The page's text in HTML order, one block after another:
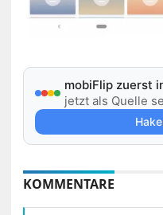
mobiFlip zuerst
jetzt als Quelle
KOMMENTARE